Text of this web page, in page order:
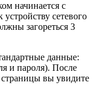
начинается с
сетевого
загореться 3
данные:
и пароля). После
вы увидите